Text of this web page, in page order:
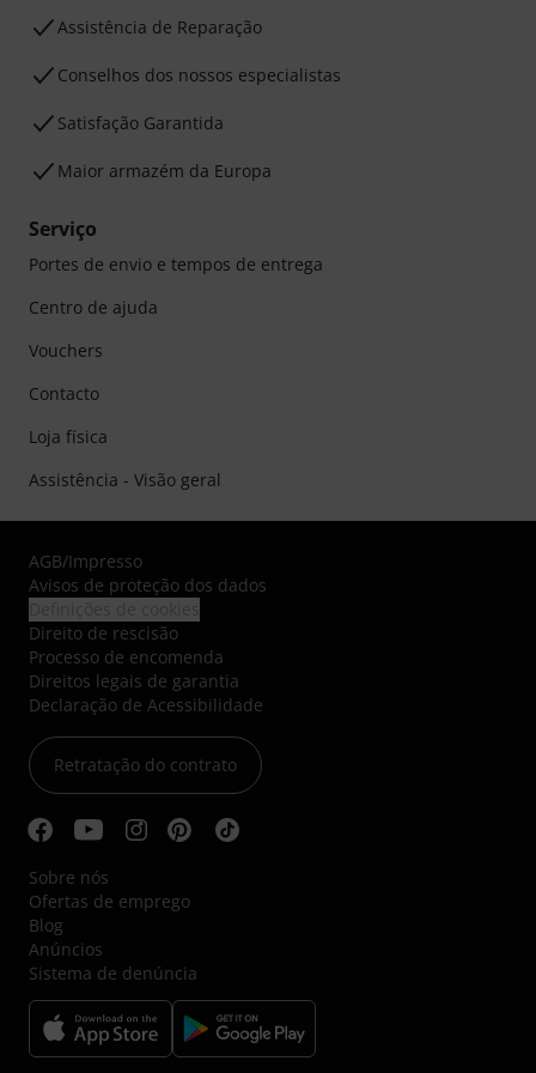
Assistência de Reparação
Conselhos dos nossos especialistas
Satisfação Garantida
Maior armazém da Europa
Serviço
Portes de envio e tempos de entrega
Centro de ajuda
Vouchers
Contacto
Loja física
Assistência - Visão geral
AGB/Impresso
Avisos de proteção dos dados
Direito de rescisão
Processo de encomenda
Direitos legais de garantia
Declaração de Acessibilidade
Retratação do contrato
Sobre nós
Ofertas de emprego
Blog
Anúncios
Sistema de denúncia